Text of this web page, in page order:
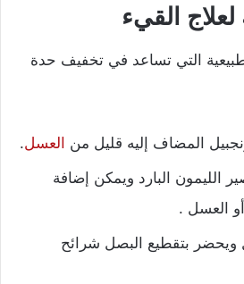
القيء
التي تساعد في تخفيف حدة
المضاف إليه قليل من العسل.
الليمون البارد ويمكن إضافة
أو العسل .
ويحضر بتقطيع البصل شرائح